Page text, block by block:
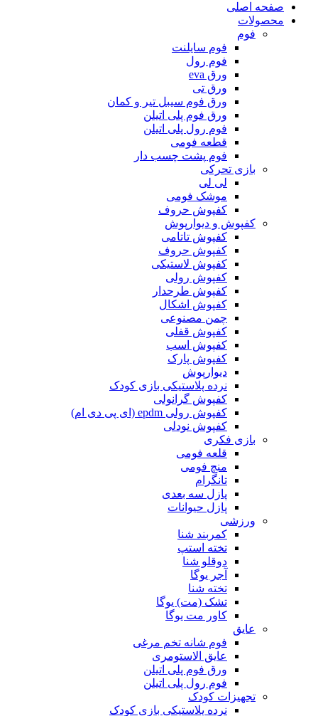
صفحه اصلی
محصولات
فوم
فوم سایلنت
فوم رول
ورق eva
ورق تی
ورق فوم سیبل تیر و کمان
ورق فوم پلی اتیلن
فوم رول پلی اتیلن
قطعه فومی
فوم پشت چسب دار
بازی تحرکی
لی لی
موشک فومی
کفپوش حروف
کفپوش و دیوارپوش
کفپوش تاتامی
کفپوش حروف
کفپوش لاستیکی
کفپوش رولی
کفپوش طرحدار
کفپوش اشکال
چمن مصنوعی
کفپوش قفلی
کفپوش اسب
کفپوش پارک
دیوارپوش
نرده پلاستیکی بازی کودک
کفپوش گرانولی
کفپوش رولی epdm (ای پی دی ام)
کفپوش نودلی
بازی فکری
قلعه فومی
منچ فومی
تانگرام
پازل سه بعدی
پازل حیوانات
ورزشی
کمربند شنا
تخته استپ
دوقلو شنا
آجر یوگا
تخته شنا
تشک (مت) یوگا
کاور مت یوگا
عایق
فوم شانه تخم مرغی
عایق الاستومری
ورق فوم پلی اتیلن
فوم رول پلی اتیلن
تجهیزات کودک
نرده پلاستیکی بازی کودک